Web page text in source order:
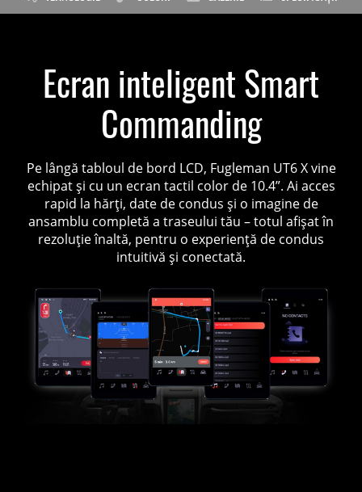
Ecran inteligent Smart
Commanding
Pe lângă tabloul de bord LCD, Fugleman UT6 X vine
echipat și cu un ecran tactil color de 10.4”. Ai acces
rapid la hărți, date de condus și o imagine de
ansamblu completă a traseului tău – totul afișat în
rezoluție înaltă, pentru o experiență de condus
intuitivă și conectată.